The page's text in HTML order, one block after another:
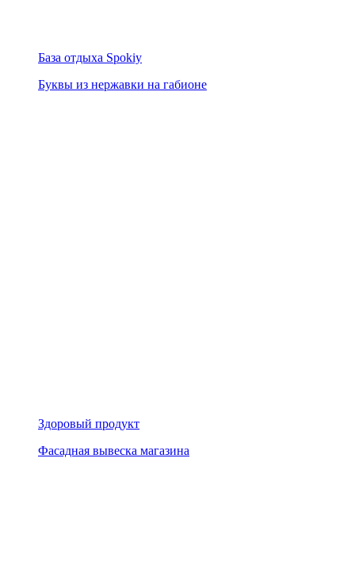
База отдыха Spokiy
Буквы из нержавки на габионе
Здоровый продукт
Фасадная вывеска магазина